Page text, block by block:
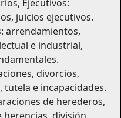
Ejecutivos:
juicios ejecutivos.
arrendamientos,
e industrial,
divorcios,
e incapacidades.
de herederos,